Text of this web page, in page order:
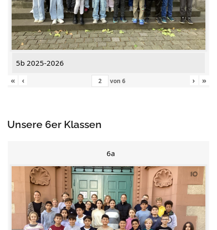
5b 2025-2026
«
‹ von 6 › »
Unsere 6er Klassen
6a